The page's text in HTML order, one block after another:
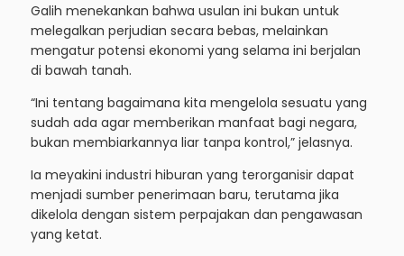
Galih menekankan bahwa usulan ini bukan untuk
melegalkan perjudian secara bebas, melainkan
mengatur potensi ekonomi yang selama ini berjalan
di bawah tanah.
“Ini tentang bagaimana kita mengelola sesuatu yang
sudah ada agar memberikan manfaat bagi negara,
bukan membiarkannya liar tanpa kontrol,” jelasnya.
Ia meyakini industri hiburan yang terorganisir dapat
menjadi sumber penerimaan baru, terutama jika
dikelola dengan sistem perpajakan dan pengawasan
yang ketat.